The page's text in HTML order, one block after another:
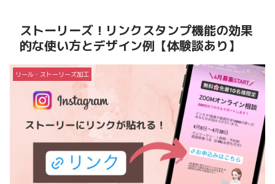
ストーリーズ！リンクスタンプ機能の効果
的な使い方とデザイン例【体験談あり】
リール・ストーリーズ加工